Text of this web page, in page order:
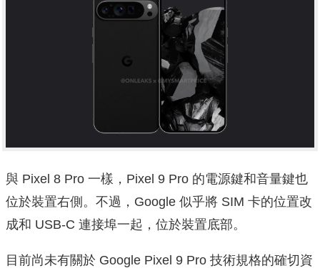
與 Pixel 8 Pro 一樣，Pixel 9 Pro 的電源鍵和音量鍵也
位於裝置右側。不過，Google 似乎將 SIM 卡的位置改
成和 USB-C 連接埠一起，位於裝置底部。
目前尚未有關於 Google Pixel 9 Pro 技術規格的確切資